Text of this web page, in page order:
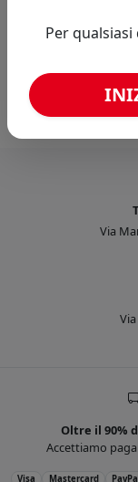
Confronta
Caricamento
Via
Oltre il 90%
Accettiamo
Visa Mastercard PayPal
Per